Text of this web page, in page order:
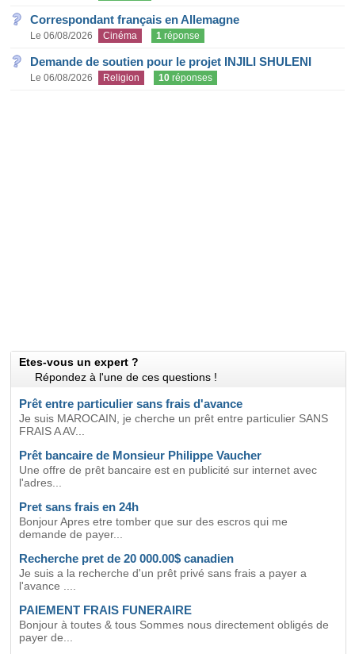
Correspondant français en Allemagne
Le 06/08/2026 Cinéma 1 réponse
Demande de soutien pour le projet INJILI SHULENI
Le 06/08/2026 Religion 10 réponses
Etes-vous un expert ?
Répondez à l'une de ces questions !
Prêt entre particulier sans frais d'avance
Je suis MAROCAIN, je cherche un prêt entre particulier SANS
FRAIS A AV...
Prêt bancaire de Monsieur Philippe Vaucher
Une offre de prêt bancaire est en publicité sur internet avec
l'adres...
Pret sans frais en 24h
Bonjour Apres etre tomber que sur des escros qui me
demande de payer...
Recherche pret de 20 000.00$ canadien
Je suis a la recherche d'un prêt privé sans frais a payer a
l'avance ....
PAIEMENT FRAIS FUNERAIRE
Bonjour à toutes & tous Sommes nous directement obligés de
payer de...